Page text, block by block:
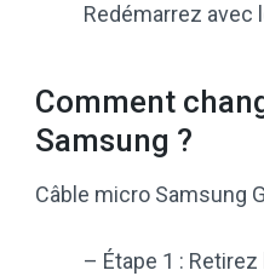
Redémarrez avec
Comment
Samsung ?
Câble micro Samsung
– Étape 1 :